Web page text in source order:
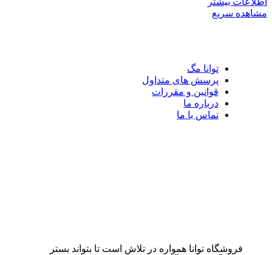
مشاهده سریع
توانا مگ
پرسش های متداول
قوانین و مقررات
درباره ما
تماس با ما
فروشگاه توانا همواره در تلاش است تا بتواند بستر